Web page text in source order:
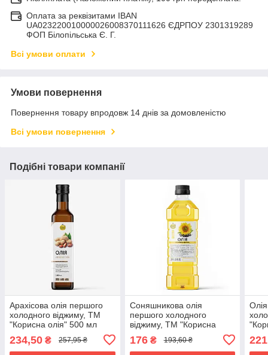
Оплата за реквізитами IBAN
UA023220010000026008370111626 ЄДРПОУ 2301319289
ФОП Білопільська Є. Г.
Всі умови оплати
Умови повернення
Повернення товару впродовж 14 днів за домовленістю
Всі умови повернення
Подібні товари компанії
Арахісова олія першого
холодного віджиму, ТМ
"Корисна олія" 500 мл
234,50 ₴ 257,95 ₴
Соняшникова олія
першого холодного
віджиму, ТМ "Корисна
176₴ 193,60 ₴